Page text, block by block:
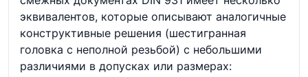
эквивалентов, которые описывают аналогичные
конструктивные решения (шестигранная
головка с неполной резьбой) с небольшими
различиями в допусках или размерах: